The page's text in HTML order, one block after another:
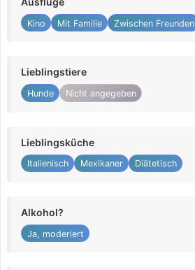
Kino Mit Familie Zwischen Freunden
Lieblingstiere
Hunde Nicht angegeben
Lieblingsküche
Italienisch Mexikaner Diätetisch
Alkohol?
Ja, moderiert